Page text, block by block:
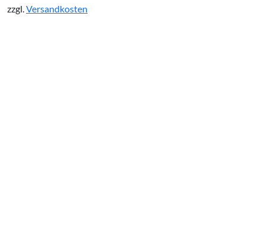
zzgl. Versandkosten